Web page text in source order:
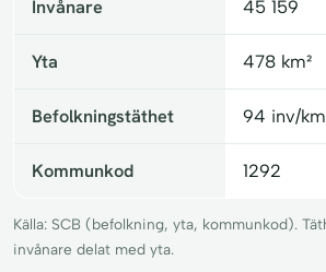
Invånare 45 159
Yta 478 km²
Befolkningstäthet 94 inv/
Kommunkod 1292
Källa: SCB (befolkning, yta, kommunkod).
invånare delat med yta.